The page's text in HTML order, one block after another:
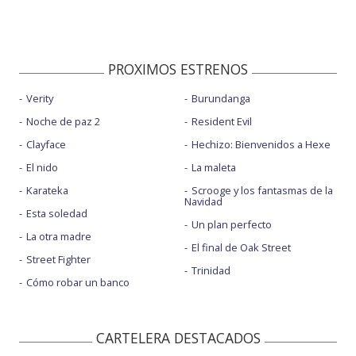
PROXIMOS ESTRENOS
Verity
Noche de paz 2
Clayface
El nido
Karateka
Esta soledad
La otra madre
Street Fighter
Cómo robar un banco
Burundanga
Resident Evil
Hechizo: Bienvenidos a Hexe
La maleta
Scrooge y los fantasmas de la
Navidad
Un plan perfecto
El final de Oak Street
Trinidad
CARTELERA DESTACADOS